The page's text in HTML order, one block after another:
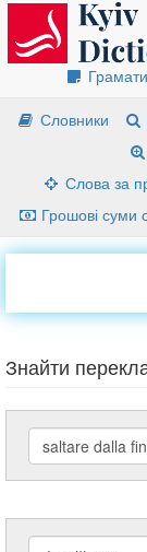
Словники
Слова за
Грошові суми
Знайти